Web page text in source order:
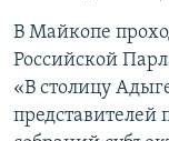
Вернутся
поиску
СЕВЕРНЫЙ КАВКАЗ
АЗЕРБАЙДЖАН
ТЕМЫ
ЭКОНОМИКА
РУБРИКИ
НЕКРУГЛЫЙ СТОЛ
МУЛЬТИМЕДИА
В Майкопе
Российской
«В столицу
представителей